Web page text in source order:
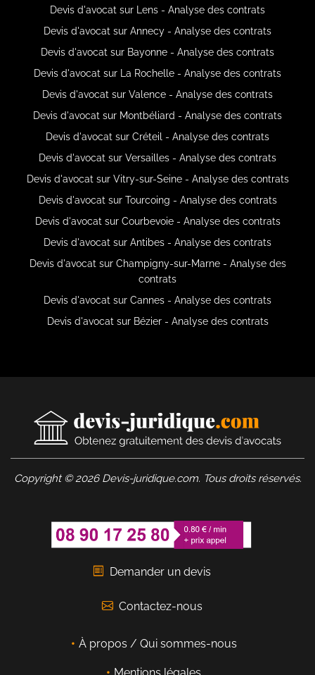
Devis d'avocat sur Lens - Analyse des contrats
Devis d'avocat sur Annecy - Analyse des contrats
Devis d'avocat sur Bayonne - Analyse des contrats
Devis d'avocat sur La Rochelle - Analyse des contrats
Devis d'avocat sur Valence - Analyse des contrats
Devis d'avocat sur Montbéliard - Analyse des contrats
Devis d'avocat sur Créteil - Analyse des contrats
Devis d'avocat sur Versailles - Analyse des contrats
Devis d'avocat sur Vitry-sur-Seine - Analyse des contrats
Devis d'avocat sur Tourcoing - Analyse des contrats
Devis d'avocat sur Courbevoie - Analyse des contrats
Devis d'avocat sur Antibes - Analyse des contrats
Devis d'avocat sur Champigny-sur-Marne - Analyse des
contrats
Devis d'avocat sur Cannes - Analyse des contrats
Devis d'avocat sur Bézier - Analyse des contrats
Copyright © 2026 Devis-juridique.com. Tous droits réservés.
Demander un devis
Contactez-nous
À propos / Qui sommes-nous